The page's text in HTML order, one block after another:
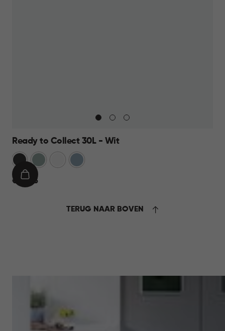
Ready to Collect 30L - Wit
Donkergrijs
Groen Blauw
€
€ 24,95
IN
TERUG NAAR BOVEN